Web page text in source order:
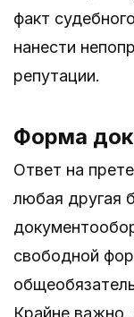
факт
нанести
репутации.
Форма
Ответ на
любая другая
свободной
Крайне